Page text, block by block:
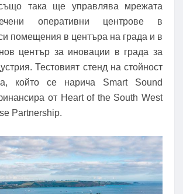
така ще управлява мрежата
оперативни центрове в
помещения в центъра на града и в
център за иновации в града за
Тестовият стенд на стойност
който се нарича Smart Sound
от Heart of the South West
Partnership.